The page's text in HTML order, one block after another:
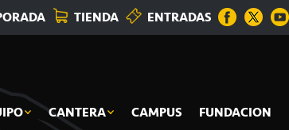
TIENDA ENTRADAS
CANTERA CAMPUS FUNDACION